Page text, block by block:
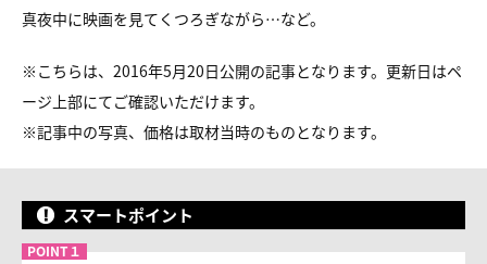
真夜中に映画を見てくつろぎながら…など。
※こちらは、2016年5月20日公開の記事となります。更新日はペ
ージ上部にてご確認いただけます。
※記事中の写真、価格は取材当時のものとなります。
スマートポイント